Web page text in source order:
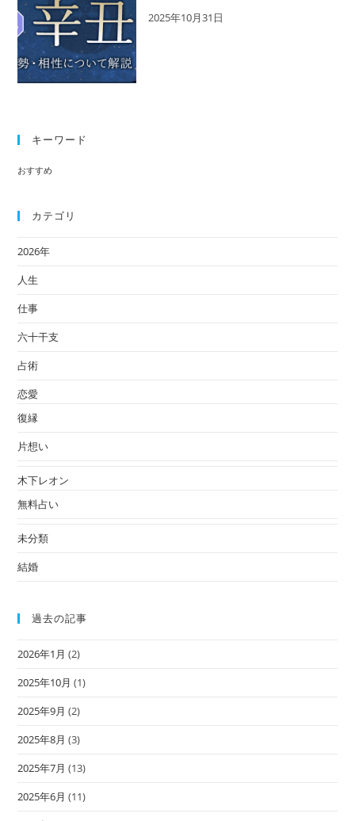
2025年10月31日
キーワード
おすすめ
カテゴリ
2026年
人生
仕事
六十干支
占術
恋愛
復縁
片想い
木下レオン
無料占い
未分類
結婚
過去の記事
2026年1月 (2)
2025年10月 (1)
2025年9月 (2)
2025年8月 (3)
2025年7月 (13)
2025年6月 (11)